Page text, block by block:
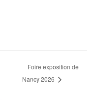
Foire exposition de
Nancy 2026